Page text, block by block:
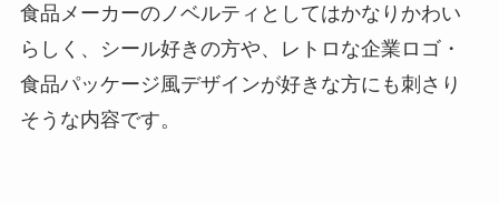
食品メーカーのノベルティとしてはかなりかわい
らしく、シール好きの方や、レトロな企業ロゴ・
食品パッケージ風デザインが好きな方にも刺さり
そうな内容です。